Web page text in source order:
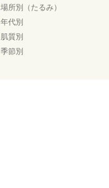
場所別（たるみ）
年代別
肌質別
季節別